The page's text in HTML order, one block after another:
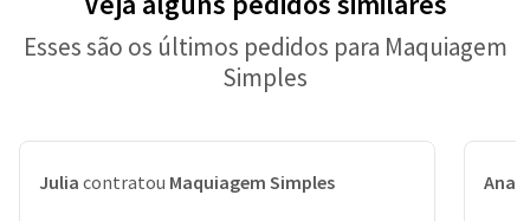
Esses são os últimos pedidos para Maquiagem
Simples
Julia contratou Maquiagem Simples Ana